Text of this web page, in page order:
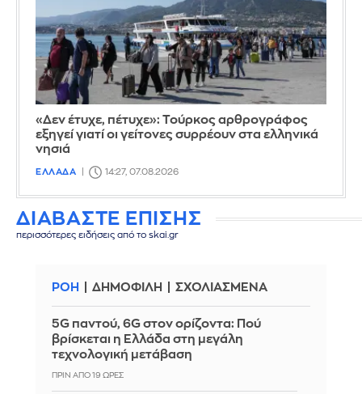
«Δεν έτυχε, πέτυχε»: Τούρκος αρθρογράφος
εξηγεί γιατί οι γείτονες συρρέουν στα ελληνικά
νησιά
ΕΛΛΑΔΑ 14:27, 07.08.2026
ΔΙΑΒΑΣΤΕ ΕΠΙΣΗΣ
περισσότερες ειδήσεις από το skai.gr
ΡΟΗ ΔΗΜΟΦΙΛΗ ΣΧΟΛΙΑΣΜΕΝΑ
5G παντού, 6G στον ορίζοντα: Πού
βρίσκεται η Ελλάδα στη μεγάλη
τεχνολογική μετάβαση
ΠΡΙΝ ΑΠΌ 19 ΏΡΕΣ